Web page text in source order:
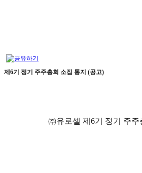
제6기 정기 주주총회 소집 통지 (공고)
㈜유로셀 제6기 정기 주주